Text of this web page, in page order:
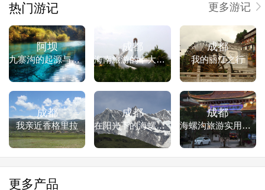
热门游记 更多游记
阿坝
九寨沟的起源与由来
成都
海南旅游的十大注意事项
成都
我的丽江之行
成都
我亲近香格里拉
成都
在阳光下的海螺沟美景
成都
海螺沟旅游实用手册
更多产品